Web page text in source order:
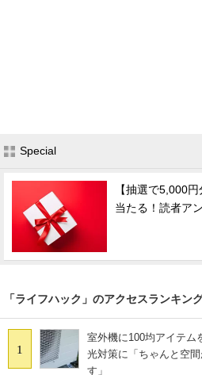
Special
【抽選で5,000
当たる！読者ア
「ライフハック」のアクセスランキン
1
室外機に100均アイテ
光対策に「ちゃんと空
す」